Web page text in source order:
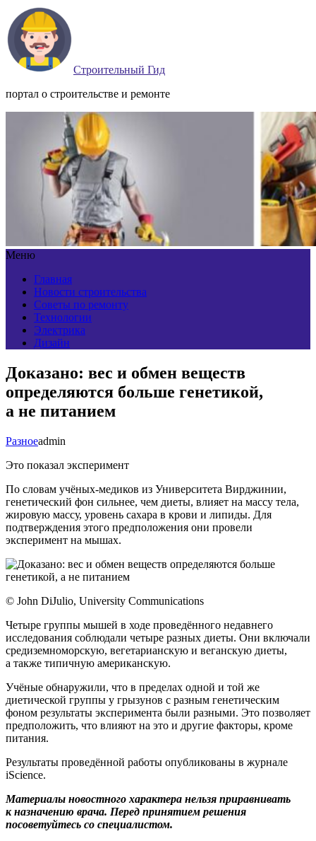
Строительный Гид
портал о строительстве и ремонте
Меню
Главная
Новости строительства
Советы по ремонту
Технологии
Электрика
Дизайн
Доказано: вес и обмен веществ
определяются больше генетикой,
а не питанием
Разноеadmin
Это показал эксперимент
По словам учёных-медиков из Университета Вирджинии,
генетический фон сильнее, чем диеты, влияет на массу тела,
жировую массу, уровень сахара в крови и липиды. Для
подтверждения этого предположения они провели
эксперимент на мышах.
© John DiJulio, University Communications
Четыре группы мышей в ходе проведённого недавнего
исследования соблюдали четыре разных диеты. Они включали
средиземноморскую, вегетарианскую и веганскую диеты,
а также типичную американскую.
Учёные обнаружили, что в пределах одной и той же
диетической группы у грызунов с разным генетическим
фоном результаты эксперимента были разными. Это позволяет
предположить, что влияют на это и другие факторы, кроме
питания.
Результаты проведённой работы опубликованы в журнале
iScience.
Материалы новостного характера нельзя приравнивать
к назначению врача. Перед принятием решения
посоветуйтесь со специалистом.